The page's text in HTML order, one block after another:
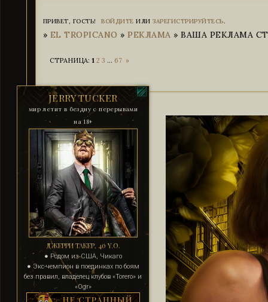
ПРИВЕТ, ГОСТЬ! ВОЙДИТЕ ИЛИЗАРЕГИСТРИРУЙТЕСЬ.
» EL TROPICANO »РЕКЛАМА »ВАША РЕКЛАМА
СТРАНИЦА: 1 2 3 … 67 »
JERRY TUCKER
мир летит в бездну с перерывами
на 18+
ДЖЕРРИ ТАКЕР, 40 Y.O.
● Родом из США, Чикаго
● Экс-чемпион в поединках по боям
без правил, владелец клубов «Torero» и
«Ogr»